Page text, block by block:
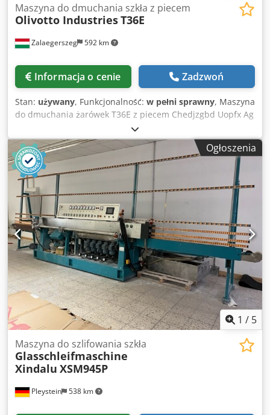
Zalaegerszeg 592 km
Maszyna do dmuchania szkła z piecem
Olivotto IndustriesT36E
Informacja o cenie Zadzwoń
Stan: używany, Funkcjonalność: w pełni sprawny, Maszyna
do dmuchania żarówek T36E z piecem Chedjzgbd Uopfx Ag
Sea Olivotto Industries to wiodący producent maszyn do
dmuchania. Elektroniczna maszyna do dmuchania T36E,
wyposażona w pełną elektroniczną kontrolę procesu,
stanowi naturalną ewolucję mechanicznej serii T i została
opracowana głównie do produkcji żarówek oświetleniowych
z szkła sodowo-wapniowego. Dodatkowo maszyna może
być wykorzystywana do produkcji drobnych artykułów
zarówno ze szkła sodowo-wapniowego, jak i
borokrzemowego. T36E wyposażona jest w 36 głowic
dmuchających i może pracować z 36 lub 18 głowicami
roboczymi.
Ogłoszenia
1 / 5
Pleystein 538 km
Maszyna do szlifowania szkła
Glasschleifmaschine
Xindalu XSM945P